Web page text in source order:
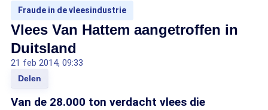
Fraude in de vleesindustrie
Vlees Van Hattem aangetroffen in
Duitsland
21 feb 2014, 09:33
Delen
Van de 28.000 ton verdacht vlees die